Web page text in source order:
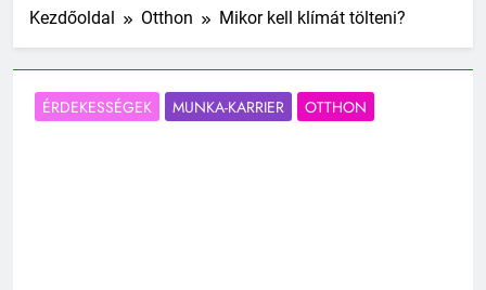
Kezdőoldal Otthon Mikor kell klímát tölteni?
ÉRDEKESSÉGEK MUNKA-KARRIER OTTHON